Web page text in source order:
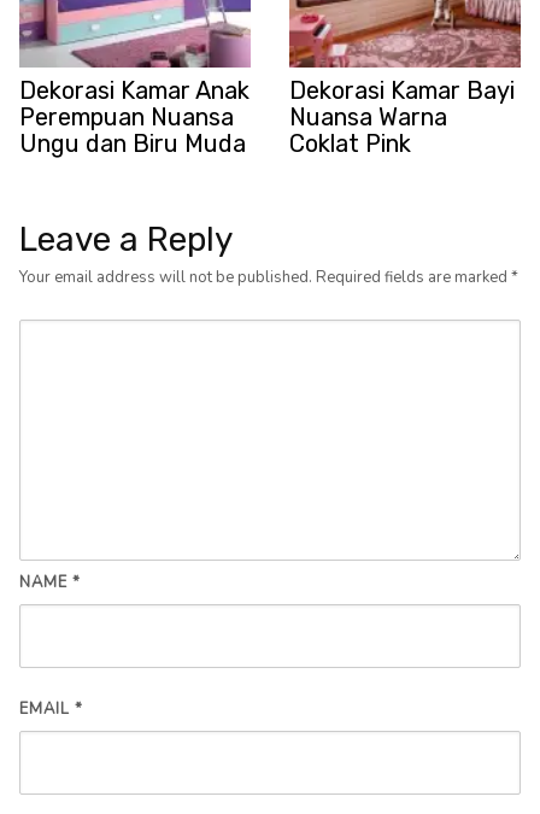
Dekorasi Kamar Anak
Perempuan Nuansa
Ungu dan Biru Muda
Dekorasi Kamar Bayi
Nuansa Warna
Coklat Pink
Leave a Reply
Your email address will not be published. Required fields are marked *
NAME *
EMAIL *